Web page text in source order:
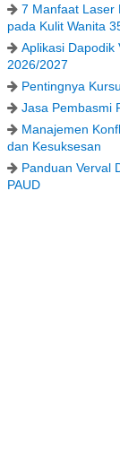
7 Manfaat Laser
pada Kulit Wanita
Aplikasi Dapodik
2026/2027
Pentingnya
Jasa Pembasmi
Manajemen
dan Kesuksesan
Panduan Verval
PAUD